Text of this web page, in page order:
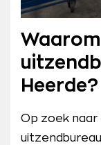
Heerde?
Op zoek naar